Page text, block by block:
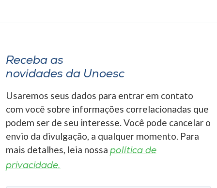
Receba as
novidades da Unoesc
Usaremos seus dados para entrar em contato
com você sobre informações correlacionadas que
podem ser de seu interesse. Você pode cancelar o
envio da divulgação, a qualquer momento. Para
mais detalhes, leia nossa política de
privacidade.